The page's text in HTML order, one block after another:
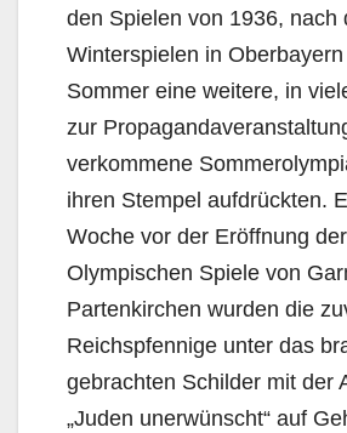
den Spielen von 1936, nach
Winterspielen in
Sommer eine weitere, in
zur
verkommene
ihren Stempel aufdrückten.
Woche vor der Eröffnung der
Olympischen Spiele von
Partenkirchen wurden die
Reichspfennige unter das
gebrachten Schilder mit der
„Juden unerwünscht“ auf